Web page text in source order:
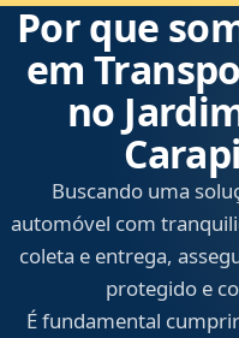
Por que
em
no
Buscando uma
automóvel com
coleta e entrega,
protegido e
É fundamental